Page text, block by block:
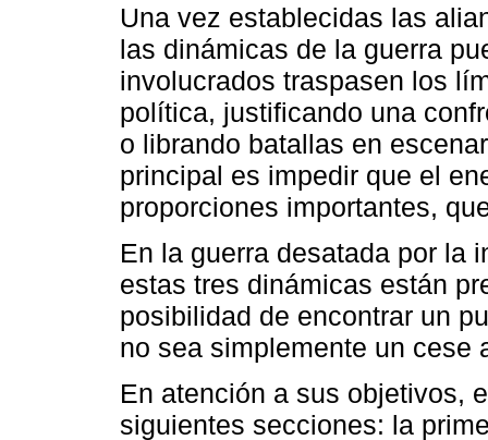
Una vez establecidas las
las dinámicas de la guerra
involucrados traspasen los
política, justificando una
o librando batallas en
principal es impedir que el
proporciones importantes,
En la guerra desatada por la
estas tres dinámicas están
posibilidad de encontrar un
no sea simplemente un cese
En atención a sus objetivos,
siguientes secciones: la